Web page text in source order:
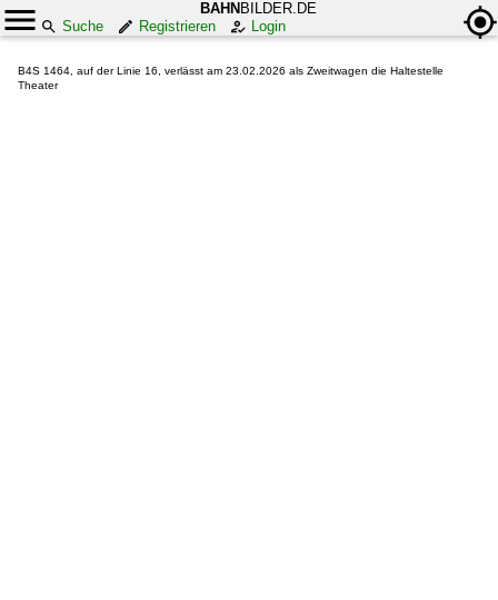
BAHN BILDER.DE
Suche
Registrieren Login
B4S 1464, auf der Linie 16, verlässt am 23.02.2026 als Zweitwagen die Haltestelle
Theater